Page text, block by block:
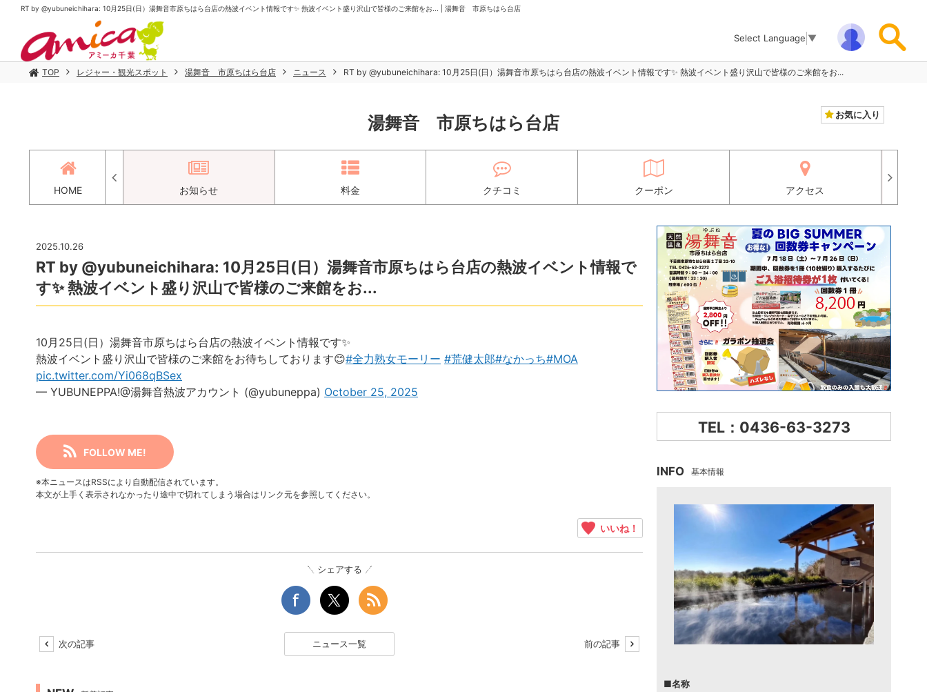
RT by @yubuneichihara: 10月25日(日）湯舞音市原ちはら台店の熱波イベント情報です✨️ 熱波イベント盛り沢山で皆様のご来館をお... | 湯舞音 市原ちはら台店
Select Language ▼
TOP レジャー・観光スポット 湯舞音 市原ちはら台店 ニュース RT by @yubuneichihara: 10月25日(日）湯舞音市原ちはら台店の熱波イベント情報です✨️ 熱波イベント盛り沢山で皆様のご来館をお...
湯舞音 市原ちはら台店 お気に入り
HOME
アクセス お知らせ 料金 クチコミ クーポン アクセス
2025.10.26
RT by @yubuneichihara: 10月25日(日）湯舞音市原ちはら台店の熱波イベント情報で
す✨️ 熱波イベント盛り沢山で皆様のご来館をお...
10月25日(日）湯舞音市原ちはら台店の熱波イベント情報です✨️
熱波イベント盛り沢山で皆様のご来館をお待ちしております😊#全力熟女モーリー #荒健太郎#なかっち#MOA
pic.twitter.com/Yi068qBSex
— YUBUNEPPA!@湯舞音熱波アカウント (@yubuneppa) October 25, 2025
FOLLOW ME!
※本ニュースはRSSにより自動配信されています。
本文が上手く表示されなかったり途中で切れてしまう場合はリンク元を参照してください。
いいね！
シェアする
次の記事 ニュース一覧 前の記事
TEL：0436-63-3273
INFO 基本情報
■名称